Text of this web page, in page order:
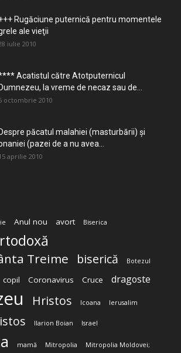
Rugăciune puternică pentru momentele
ale vieţii
iulie 2010
Acatistul către Atotputernicul
Dumnezeu, la vreme de necaz sau de...
octombrie 2010
Despre păcatul malahiei (masturbării) şi
(pazei de a nu avea...
aprilie 2010
Anul nou avort Biserica
Treime biserică Botezul
copil Coronavirus Cruce dragoste
Hristos Icoana Ierusalim
Ilarion Boian Israel
mamă Mitropolia Mitropolia Moldovei;